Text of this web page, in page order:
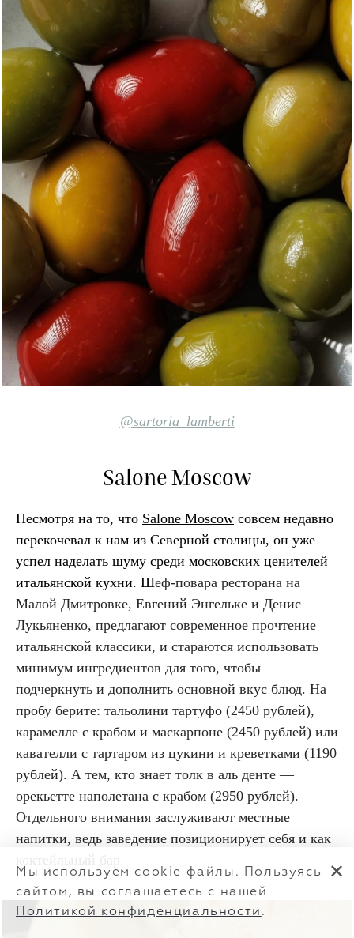
@sartoria_lamberti
Salone Moscow
Несмотря на то, что Salone Moscow совсем недавно
перекочевал к нам из Северной столицы, он уже
успел наделать шуму среди московских ценителей
итальянской кухни. Шеф-повара ресторана на
Малой Дмитровке, Евгений Энгельке и Денис
Лукьяненко, предлагают современное прочтение
итальянской классики, и стараются использовать
минимум ингредиентов для того, чтобы
подчеркнуть и дополнить основной вкус блюд. На
пробу берите: тальолини тартуфо (2450 рублей),
карамелле с крабом и маскарпоне (2450 рублей) или
кавателли с тартаром из цукини и креветками (1190
рублей). А тем, кто знает толк в аль денте —
орекьетте наполетана с крабом (2950 рублей).
Отдельного внимания заслуживают местные
напитки, ведь заведение позиционирует себя и как
Мы используем cookie файлы. Пользуясь
сайтом, вы соглашаетесь с нашей
Политикой конфиденциальности .
✕